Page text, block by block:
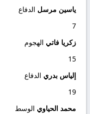
ياسين مرسل الدفاع
7
زكريا فاتي الهجوم
15
إلياس بدري الدفاع
19
محمد الحياوي الوسط